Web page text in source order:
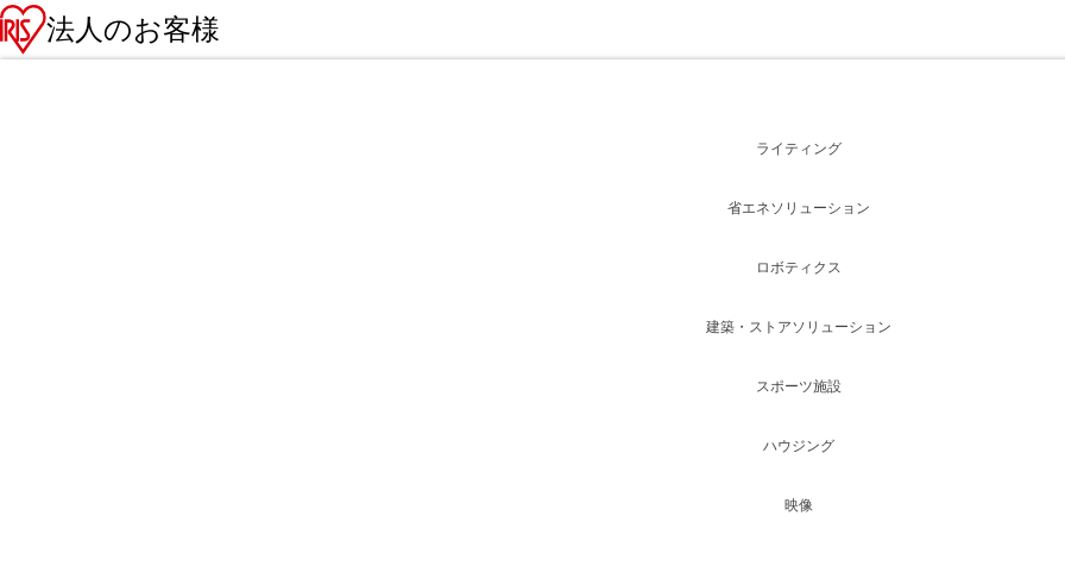
法人のお客様
ライティング
省エネソリューション
ロボティクス
建築・ストアソリューション
スポーツ施設
ハウジング
映像